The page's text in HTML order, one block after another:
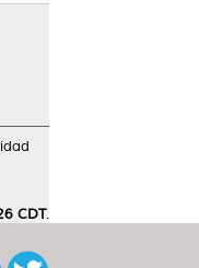
CDT.